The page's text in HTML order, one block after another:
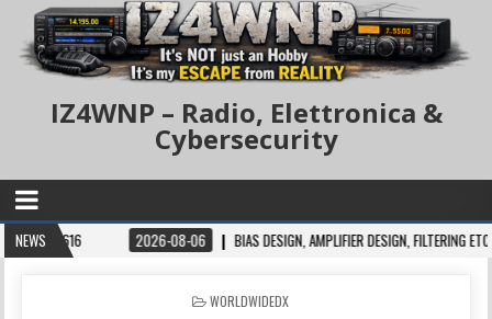
IZ4WNP – Radio, Elettronica &
Cybersecurity
NEWS
616 2026-08-06 BIAS DESIGN, AMPLIFIER DESIGN, FILTERING ETC.
POSTED IN
WORLDWIDEDX